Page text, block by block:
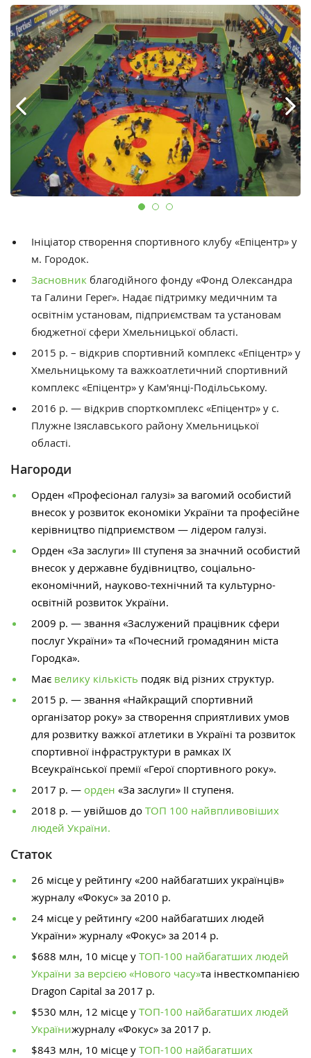
Ініціатор створення спортивного клубу «Епіцентр» у
м. Городок.
Засновник благодійного фонду «Фонд Олександра
та Галини Герег». Надає підтримку медичним та
освітнім установам, підприємствам та установам
бюджетної сфери Хмельницької області.
2015 р. – відкрив спортивний комплекс «Епіцентр» у
Хмельницькому та важкоатлетичний спортивний
комплекс «Епіцентр» у Кам'янці-Подільському.
2016 р. — відкрив спорткомплекс «Епіцентр» у с.
Плужне Ізяславського району Хмельницької
області.
Нагороди
Орден «Професіонал галузі» за вагомий особистий
внесок у розвиток економіки України та професійне
керівництво підприємством — лідером галузі.
Орден «За заслуги» ІІІ ступеня за значний особистий
внесок у державне будівництво, соціально-
економічний, науково-технічний та культурно-
освітній розвиток України.
2009 р. — звання «Заслужений працівник сфери
послуг України» та «Почесний громадянин міста
Городка».
Має велику кількість подяк від різних структур.
2015 р. — звання «Найкращий спортивний
організатор року» за створення сприятливих умов
для розвитку важкої атлетики в Україні та розвиток
спортивної інфраструктури в рамках ІХ
Всеукраїнської премії «Герої спортивного року».
2017 р. — орден «За заслуги» ІІ ступеня.
2018 р. — увійшов до ТОП 100 найвпливовіших
людей України.
Статок
26 місце у рейтингу «200 найбагатших українців»
журналу «Фокус» за 2010 р.
24 місце у рейтингу «200 найбагатших людей
України» журналу «Фокус» за 2014 р.
$688 млн, 10 місце у ТОП-100 найбагатших людей
України за версією «Нового часу»та інвесткомпанією
Dragon Capital за 2017 р.
$530 млн, 12 місце у ТОП-100 найбагатших людей
Українижурналу «Фокус» за 2017 р.
$843 млн, 10 місце у ТОП-100 найбагатших